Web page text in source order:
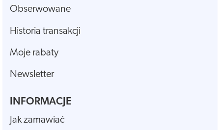
Obserwowane
Historia transakcji
Moje rabaty
Newsletter
INFORMACJE
Jak zamawiać